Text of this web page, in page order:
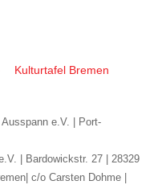
Kulturtafel Bremen
e.V. | Port-
| Bardowickstr. 27 | 28329
c/o Carsten Dohme |